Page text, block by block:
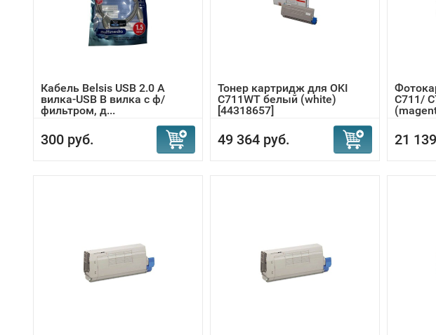
Кабель Belsis USB 2.0 A
вилка-USB B вилка c ф/
фильтром, д...
300 руб.
Тонер картридж для OKI
C711WT белый (white)
[44318657]
49 364 руб.
С711/
21